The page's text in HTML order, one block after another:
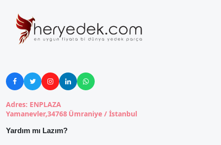
    
Adres: ENPLAZA
Yamanevler,34768 Ümraniye / İstanbul
Yardım mı Lazım?